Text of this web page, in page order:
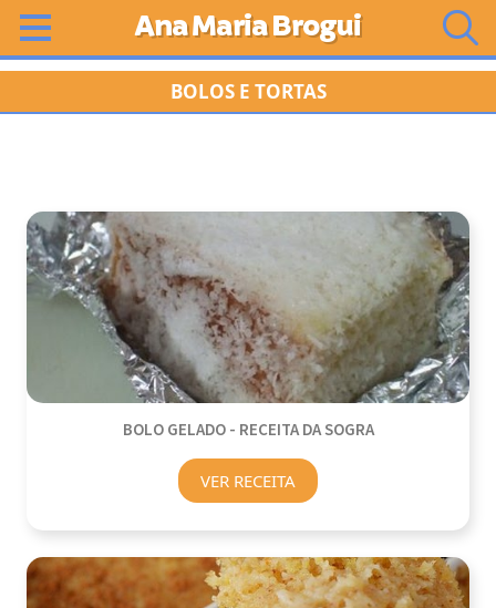
Ana Maria Brogui
BOLOS E TORTAS
BOLO GELADO - RECEITA DA SOGRA
VER RECEITA